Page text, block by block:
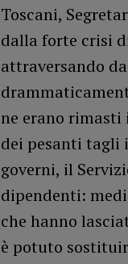
Toscani,
dalla forte crisi
attraversando
ne erano rimasti
dei pesanti tagli
governi, il
dipendenti:
che hanno
è potuto